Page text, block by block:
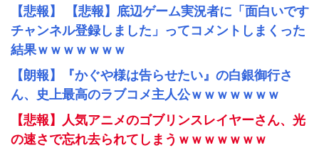
【悲報】 【悲報】底辺ゲーム実況者に「面白いです
チャンネル登録しました」ってコメントしまくった
結果ｗｗｗｗｗｗｗ
【朗報】『かぐや様は告らせたい』の白銀御行さ
ん、史上最高のラブコメ主人公ｗｗｗｗｗｗｗ
【悲報】人気アニメのゴブリンスレイヤーさん、光
の速さで忘れ去られてしまうｗｗｗｗｗｗｗ